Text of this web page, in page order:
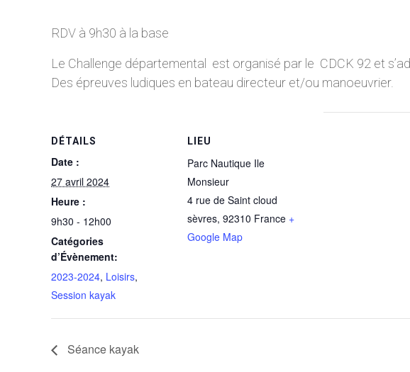
RDV à 9h30 à la base
Le Challenge départemental est organisé par le CDCK 92 et
Des épreuves ludiques en bateau directeur et/ou manoeuvrier.
DÉTAILS
Date :
27 avril 2024
Heure :
9h30 - 12h00
Catégories
d’Évènement:
2023-2024, Loisirs,
Session kayak
LIEU
Parc Nautique Ile
Monsieur
4 rue de Saint cloud
sèvres, 92310 France +
Google Map
Séance kayak